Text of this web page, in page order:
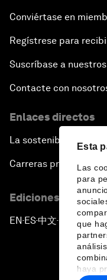
Esta
Las
para
que
haya
Conviértase en
Regístrese para
Suscríbase a
Contacte con
Enlaces directos
La sostenibilidad en el
Carreras profesionales
Ediciones en otros
EN ▪ ES▪中文▪ 日本語